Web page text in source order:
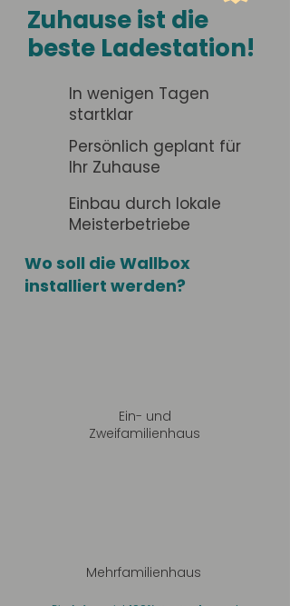
Zuhause ist die
beste Ladestation!
In wenigen Tagen
startklar
Persönlich geplant für
Ihr Zuhause
Einbau durch lokale
Meisterbetriebe
Wo soll die Wallbox
installiert werden?
Ein- und
Zweifamilienhaus
Mehrfamilienhaus